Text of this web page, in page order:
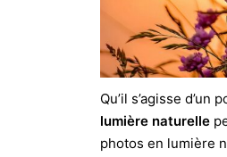
Qu’il s’agisse
lumière naturelle
photos en lumière